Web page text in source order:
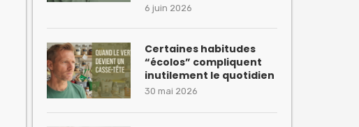
6 juin 2026
Certaines habitudes
“écolos” compliquent
inutilement le quotidien
30 mai 2026